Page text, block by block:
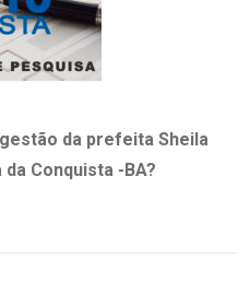
da prefeita Sheila
Conquista -BA?